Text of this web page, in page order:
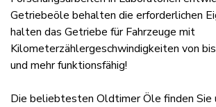
Getriebeöle behalten die erforderlichen
halten das Getriebe für Fahrzeuge mit
Kilometerzählergeschwindigkeiten von
und mehr funktionsfähig!
Die beliebtesten Oldtimer Öle finden Sie